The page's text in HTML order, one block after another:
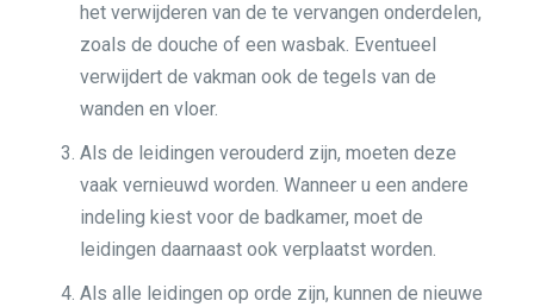
het verwijderen van de te vervangen onderdelen,
zoals de douche of een wasbak. Eventueel
verwijdert de vakman ook de tegels van de
wanden en vloer.
Als de leidingen verouderd zijn, moeten deze
vaak vernieuwd worden. Wanneer u een andere
indeling kiest voor de badkamer, moet de
leidingen daarnaast ook verplaatst worden.
Als alle leidingen op orde zijn, kunnen de nieuwe